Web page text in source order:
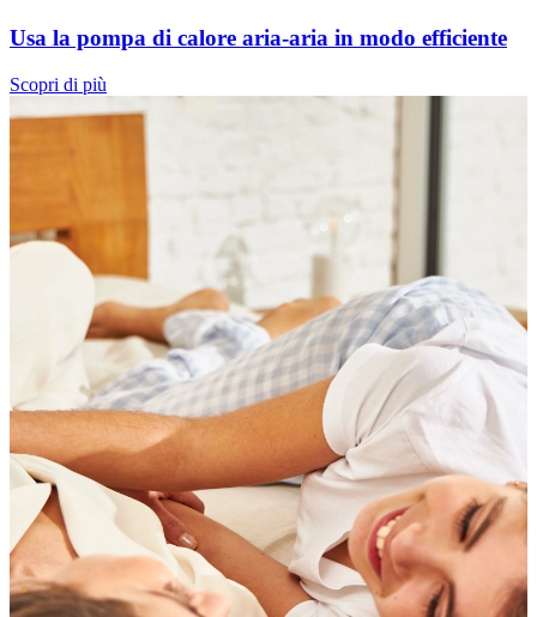
Usa la pompa di calore aria-aria in modo efficiente
Scopri di più